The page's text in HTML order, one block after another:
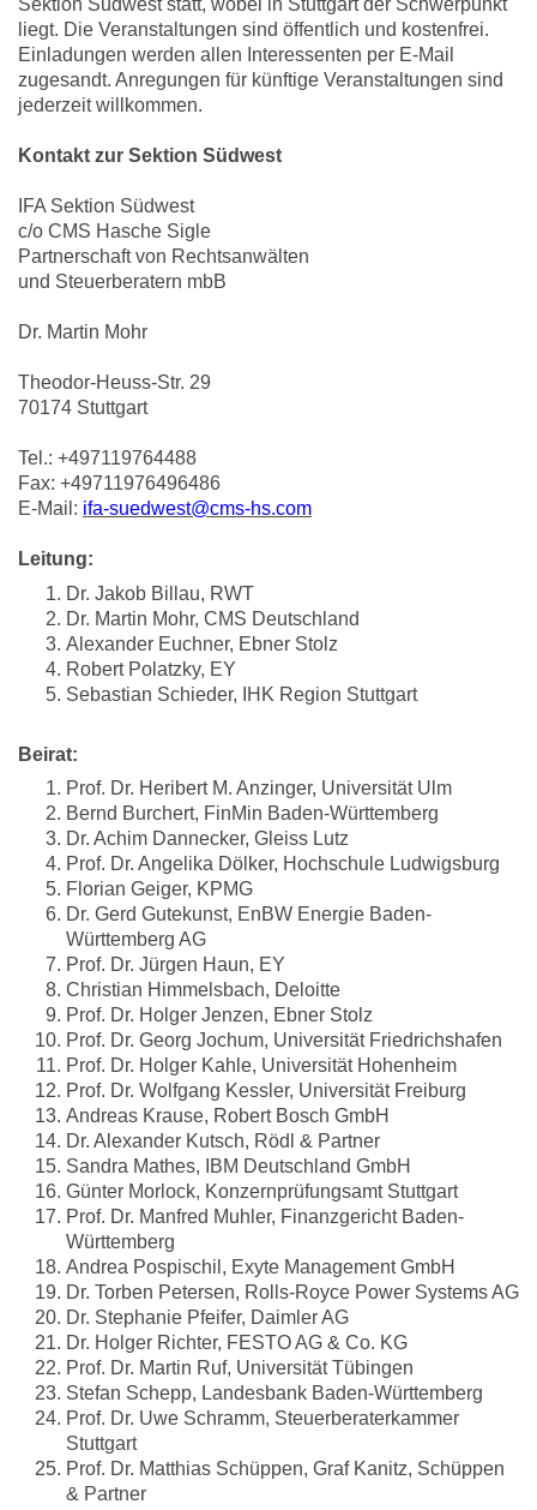
Sektion Südwest statt, wobei in Stuttgart der Schwerpunkt
liegt. Die Veranstaltungen sind öffentlich und kostenfrei.
Einladungen werden allen Interessenten per E-Mail
zugesandt. Anregungen für künftige Veranstaltungen sind
jederzeit willkommen.
Kontakt zur Sektion Südwest
IFA Sektion Südwest
c/o CMS Hasche Sigle
Partnerschaft von Rechtsanwälten
und Steuerberatern mbB
Dr. Martin Mohr
Theodor-Heuss-Str. 29
70174 Stuttgart
Tel.: +497119764488
Fax: +49711976496486
E-Mail: ifa-suedwest@cms-hs.com
Leitung:
Dr. Jakob Billau, RWT
Dr. Martin Mohr, CMS Deutschland
Alexander Euchner, Ebner Stolz
Robert Polatzky, EY
Sebastian Schieder, IHK Region Stuttgart
Beirat:
Prof. Dr. Heribert M. Anzinger, Universität Ulm
Bernd Burchert, FinMin Baden-Württemberg
Dr. Achim Dannecker, Gleiss Lutz
Prof. Dr. Angelika Dölker, Hochschule Ludwigsburg
Florian Geiger, KPMG
Dr. Gerd Gutekunst, EnBW Energie Baden-
Württemberg AG
Prof. Dr. Jürgen Haun, EY
Christian Himmelsbach, Deloitte
Prof. Dr. Holger Jenzen, Ebner Stolz
Prof. Dr. Georg Jochum, Universität Friedrichshafen
Prof. Dr. Holger Kahle, Universität Hohenheim
Prof. Dr. Wolfgang Kessler, Universität Freiburg
Andreas Krause, Robert Bosch GmbH
Dr. Alexander Kutsch, Rödl & Partner
Sandra Mathes, IBM Deutschland GmbH
Günter Morlock, Konzernprüfungsamt Stuttgart
Prof. Dr. Manfred Muhler, Finanzgericht Baden-
Württemberg
Andrea Pospischil, Exyte Management GmbH
Dr. Torben Petersen, Rolls-Royce Power Systems AG
Dr. Stephanie Pfeifer, Daimler AG
Dr. Holger Richter, FESTO AG & Co. KG
Prof. Dr. Martin Ruf, Universität Tübingen
Stefan Schepp, Landesbank Baden-Württemberg
Prof. Dr. Uwe Schramm, Steuerberaterkammer
Stuttgart
Prof. Dr. Matthias Schüppen, Graf Kanitz, Schüppen
& Partner